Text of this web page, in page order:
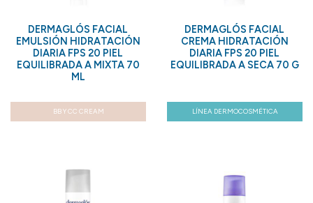
DERMAGLÓS FACIAL
EMULSIÓN HIDRATACIÓN
DIARIA FPS 20 PIEL
EQUILIBRADA A MIXTA 70
ML
DERMAGLÓS FACIAL
CREMA HIDRATACIÓN
DIARIA FPS 20 PIEL
EQUILIBRADA A SECA 70 G
BB Y CC CREAM LÍNEA DERMOCOSMÉTICA